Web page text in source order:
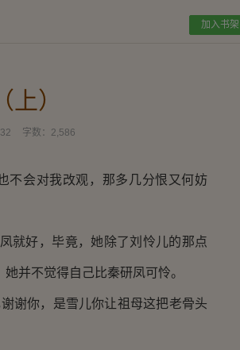
加入书架
）
字数： 2,586
会对我改观，那多几分恨又何妨
好，毕竟，她除了刘怜儿的那点
并不觉得自己比秦研凤可怜。
谢你，是雪儿你让祖母这把老骨头